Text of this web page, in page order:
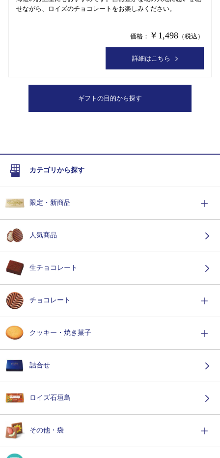
せながら、ロイズのチョコレートをお楽しみください。
価格： ￥1,498 （税込）
詳細はこちら
ギフトの目的から探す
カテゴリから探す
限定・新商品
人気商品
生チョコレート
チョコレート
クッキー・焼き菓子
詰合せ
ロイズ石垣島
その他・袋